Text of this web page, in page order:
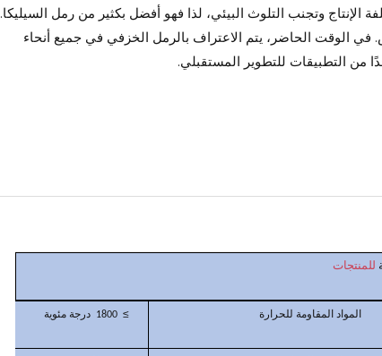
وتجنب التلوث البيئي، لذا فهو أفضل بكثير من رمل السيليكا.
الوقت الحاضر، يتم الاعتراف بالرمل الخزفي في جميع أنحاء
من التطبيقات للتطوير المستقبلي.
للمنتجات
المواد المقاومة للحرارة ≥
1800 درجة مئوية